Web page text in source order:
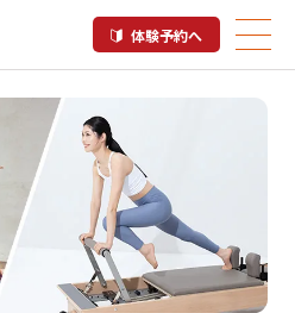
体験予約へ